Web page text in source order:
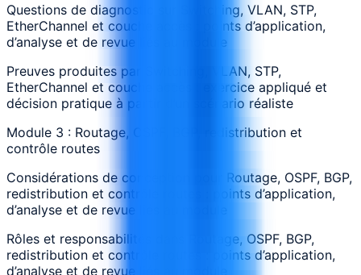
Questions de diagnostic sur Switching, VLAN, STP,
EtherChannel et couche accès : points d’application,
d’analyse et de revue liés au module
Preuves produites par Switching, VLAN, STP,
EtherChannel et couche accès : exercice appliqué et
décision pratique à partir d’un scénario réaliste
Module 3 : Routage, OSPF, BGP, redistribution et
contrôle routes
Considérations de conception pour Routage, OSPF, BGP,
redistribution et contrôle routes : points d’application,
d’analyse et de revue liés au module
Rôles et responsabilités dans Routage, OSPF, BGP,
redistribution et contrôle routes : points d’application,
d’analyse et de revue liés au module